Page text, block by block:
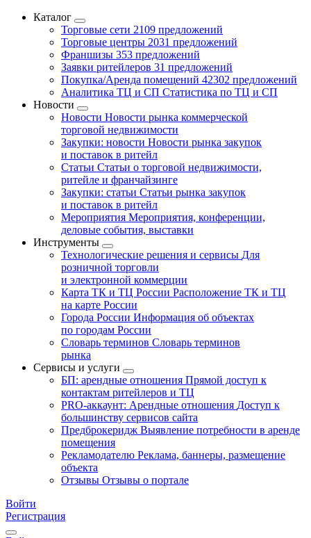
Каталог
Торговые сети 2109 предложений
Торговые центры 2031 предложений
Франшизы 353 предложений
Заявки ритейлеров 31 предложений
Покупка/Аренда помещений 42302 предложений
Аналитика ТЦ и СП Статистика по ТЦ и СП
Новости
Новости Новости рынка коммерческой
торговой недвижимости
Закупки: новости Новости рынка закупок
и поставок в ритейл
Статьи Статьи о торговой недвижимости,
ритейле и франчайзинге
Закупки: статьи Статьи рынка закупок
и поставок в ритейл
Мероприятия Мероприятия, конференции,
деловые события, выставки
Инструменты
Технологические решения и сервисы Для
розничной торговли
и электронной коммерции
Карта ТК и ТЦ России Расположение ТК и ТЦ
на карте России
Города России Информация об объектах
по городам России
Словарь терминов Словарь терминов
рынка
Сервисы и услуги
БП: арендные отношения Прямой доступ к
контактам ритейлеров и ТЦ
PRO-аккаунт: Арендные отношения Доступ к
большинству сервисов сайта
Предброкеридж Выявление потребности в аренде
помещения
Рекламодателю Реклама, баннеры, размещение
объекта
Отзывы Отзывы о портале
Войти
Регистрация